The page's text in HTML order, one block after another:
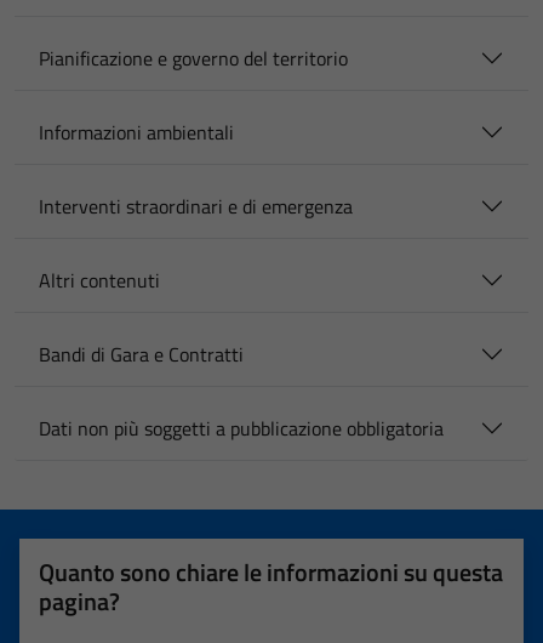
Pianificazione e governo del territorio
Informazioni ambientali
Interventi straordinari e di emergenza
Altri contenuti
Bandi di Gara e Contratti
Dati non più soggetti a pubblicazione obbligatoria
Quanto sono chiare le informazioni su questa
pagina?